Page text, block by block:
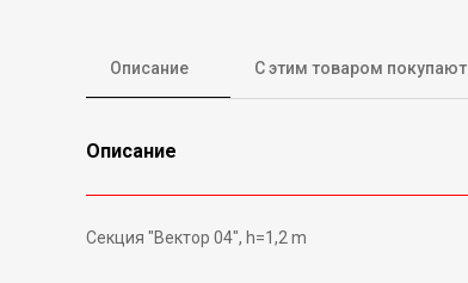
Описание С этим товаром покупают
Описание
Секция "Вектор 04", h=1,2 m